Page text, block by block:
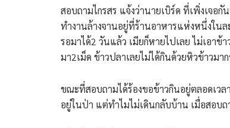
สอบถามไกรสร แจ้งว่านายเบิร์ด ที่เพิ่งเจ
ทำงานล้างจานอยู่ที่ร้านอาหารแห่งหนึ่งใน
รอมาได้2 วันแล้ว เมียก็หายไปเลย ไม่เอา
มา2เม็ด ข้าวปลาเลยไม่ได้กินด้วยหิวข้าวมา
ขณะที่สอบถามได้ร้องขอข้าวกินอยู่ตลอดเว
อยู่ในป่า แต่ทำไมไม่เดินกลับบ้าน เมื่อสอบถ